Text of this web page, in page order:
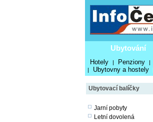
Ubytování
Hotely | Penziony |
| Ubytovny a hostely
Ubytovací balíčky
Jarní pobyty
Letní dovolená